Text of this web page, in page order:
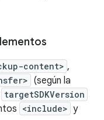
content> ,
(según la
targetSDKVersion
<include> y